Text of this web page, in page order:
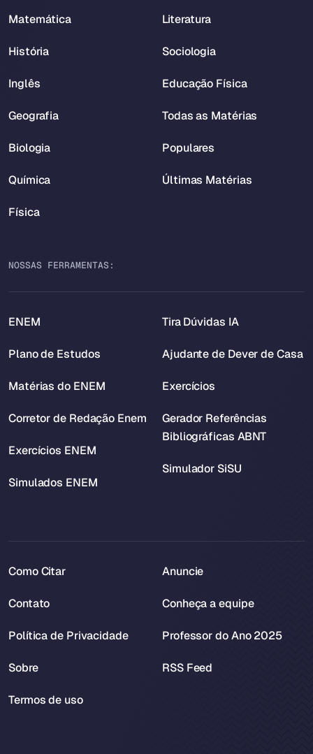
Matemática
História
Inglês
Geografia
Biologia
Química
Física
Literatura
Sociologia
Educação Física
Todas as Matérias
Populares
Últimas Matérias
NOSSAS FERRAMENTAS:
ENEM
Plano de Estudos
Matérias do ENEM
Corretor de Redação Enem
Exercícios ENEM
Simulados ENEM
Tira Dúvidas IA
Ajudante de Dever de Casa
Exercícios
Gerador Referências
Bibliográficas ABNT
Simulador SiSU
Como Citar
Contato
Política de Privacidade
Sobre
Termos de uso
Anuncie
Conheça a equipe
Professor do Ano 2025
RSS Feed